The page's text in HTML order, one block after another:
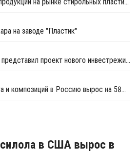
на заводе "Пластик"
Минпромторг России представил проект нового инвестрежима для автопрома
Импорт поликарбоната и композиций в Россию вырос на 58% в январе-феврале
в США вырос в